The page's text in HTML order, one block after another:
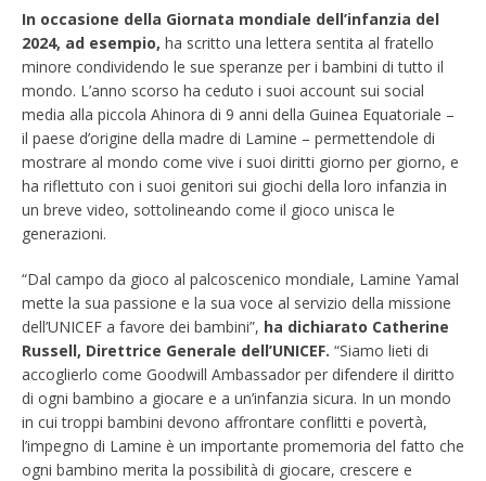
In occasione della Giornata mondiale dell’infanzia del
2024, ad esempio, ha scritto una lettera sentita al fratello
minore condividendo le sue speranze per i bambini di tutto il
mondo. L’anno scorso ha ceduto i suoi account sui social
media alla piccola Ahinora di 9 anni della Guinea Equatoriale –
il paese d’origine della madre di Lamine – permettendole di
mostrare al mondo come vive i suoi diritti giorno per giorno, e
ha riflettuto con i suoi genitori sui giochi della loro infanzia in
un breve video, sottolineando come il gioco unisca le
generazioni.
“Dal campo da gioco al palcoscenico mondiale, Lamine Yamal
mette la sua passione e la sua voce al servizio della missione
dell’UNICEF a favore dei bambini”, ha dichiarato Catherine
Russell, Direttrice Generale dell’UNICEF. “Siamo lieti di
accoglierlo come Goodwill Ambassador per difendere il diritto
di ogni bambino a giocare e a un’infanzia sicura. In un mondo
in cui troppi bambini devono affrontare conflitti e povertà,
l’impegno di Lamine è un importante promemoria del fatto che
ogni bambino merita la possibilità di giocare, crescere e